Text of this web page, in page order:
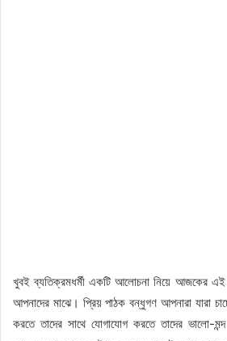
খুবই ব্যতিক্রমধর্মী একটি আলোচনা নিয়ে আজকের এই
আপনাদের মাঝে। প্রিয় পাঠক বন্ধুগণ আপনারা যারা
করতে তাদের সাথে যোগাযোগ করতে তাদের ভালো-